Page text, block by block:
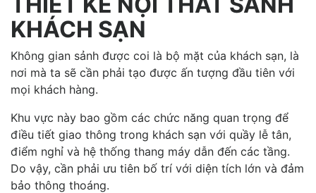
KHÁCH SẠN
Không gian sảnh được coi là bộ mặt của khách sạn, là
nơi mà ta sẽ cần phải tạo được ấn tượng đầu tiên với
mọi khách hàng.
Khu vực này bao gồm các chức năng quan trọng để
điều tiết giao thông trong khách sạn với quầy lễ tân,
điểm nghỉ và hệ thống thang máy dẫn đến các tầng.
Do vậy, cần phải ưu tiên bố trí với diện tích lớn và đảm
bảo thông thoáng.